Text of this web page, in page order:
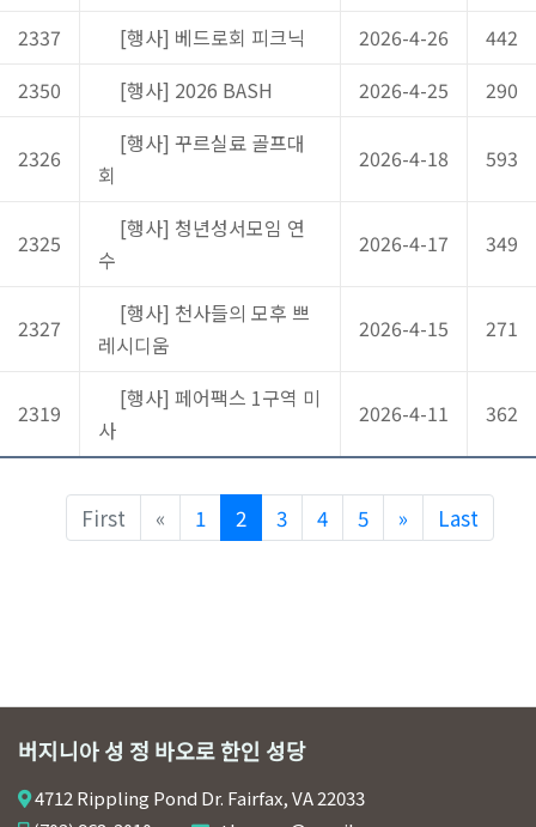
2337 [행사] 베드로회 피크닉 2026-4-26
442
2350
[행사] 2026 BASH 2026-4-25 290
2326
[행사] 꾸르실료 골프대
회
2026-4-18 593
2325
[행사] 청년성서모임 연
수
2026-4-17 349
2327
[행사] 천사들의 모후 쁘
레시디움
2026-4-15 271
2319
[행사] 페어팩스 1구역 미
사
2026-4-11 362
First « Previous
1 2 3 4 5 » NextLast
버지니아 성 정 바오로 한인 성당
4712 Rippling Pond Dr. Fairfax, VA 22033